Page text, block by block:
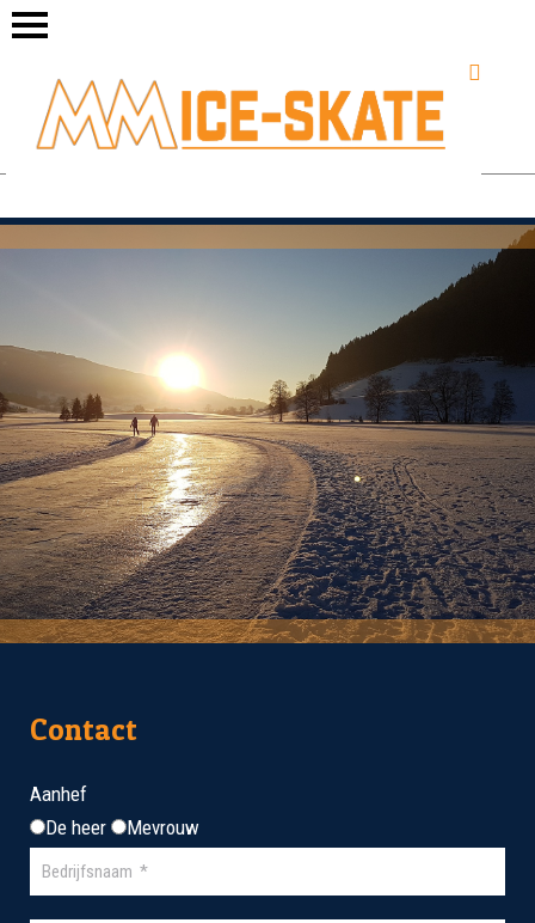
Contact
Aanhef
De heer
Mevrouw